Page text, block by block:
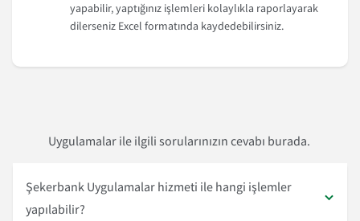
yapabilir, yaptığınız işlemleri kolaylıkla raporlayarak
dilerseniz Excel formatında kaydedebilirsiniz.
Uygulamalar ile ilgili sorularınızın cevabı burada.
Şekerbank Uygulamalar hizmeti ile hangi işlemler
yapılabilir?